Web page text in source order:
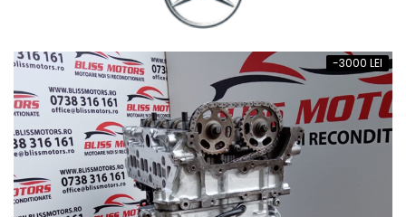
-3000 LEI